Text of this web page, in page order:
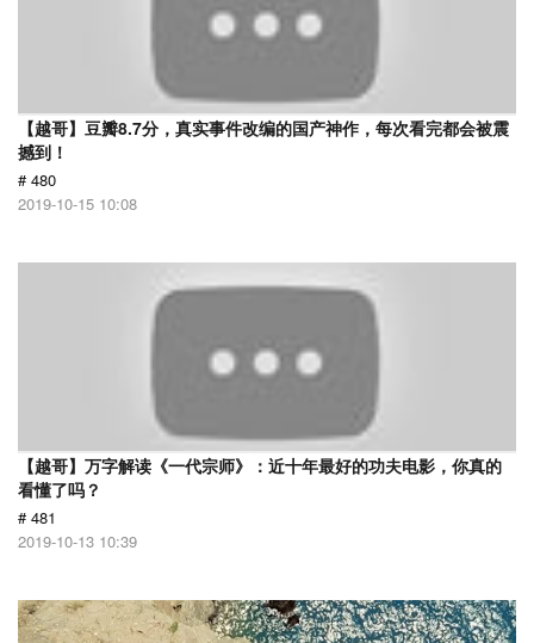
【越哥】豆瓣8.7分，真实事件改编的国产神作，每次看完都会被震
撼到！
# 480
2019-10-15 10:08
【越哥】万字解读《一代宗师》：近十年最好的功夫电影，你真的
看懂了吗？
# 481
2019-10-13 10:39